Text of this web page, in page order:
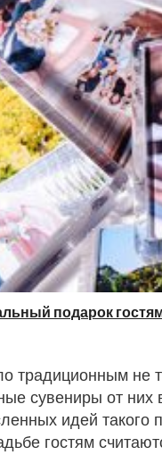
подарок
традиционным не
сувениры от
идей
гостям